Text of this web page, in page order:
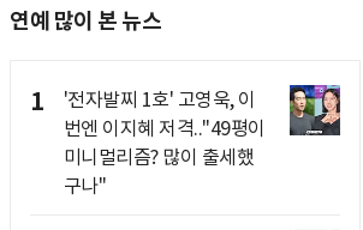
연예 많이 본 뉴스
1
'전자발찌 1호' 고영욱, 이
번엔 이지혜 저격.."49평이
미니멀리즘? 많이 출세했
구나"